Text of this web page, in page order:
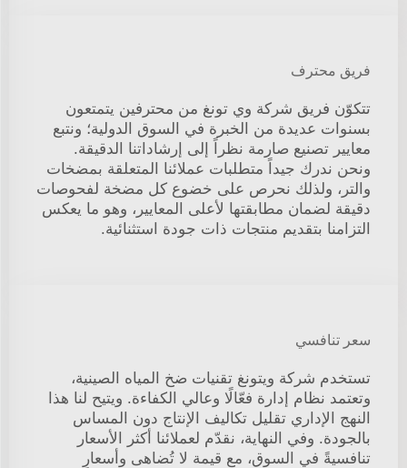
فريق محترف
تتكوّن فريق شركة وي تونغ من محترفين يتمتعون
بسنوات عديدة من الخبرة في السوق الدولية؛ ونتبع
معايير تصنيع صارمة نظراً إلى إرشاداتنا الدقيقة.
ونحن ندرك جيداً متطلبات عملائنا المتعلقة بمضخات
والتر، ولذلك نحرص على خضوع كل مضخة لفحوصات
دقيقة لضمان مطابقتها لأعلى المعايير، وهو ما يعكس
التزامنا بتقديم منتجات ذات جودة استثنائية.
سعر تنافسي
تستخدم شركة ويتونغ تقنيات ضخ المياه الصينية،
وتعتمد نظام إدارة فعّالًا وعالي الكفاءة. ويتيح لنا هذا
النهج الإداري تقليل تكاليف الإنتاج دون المساس
بالجودة. وفي النهاية، نقدّم لعملائنا أكثر الأسعار
تنافسيةً في السوق، مع قيمة لا تُضاهى وأسعارٍ